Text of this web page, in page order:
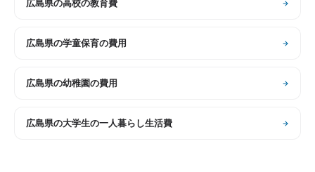
広島県の高校の教育費
広島県の学童保育の費用
広島県の幼稚園の費用
広島県の大学生の一人暮らし生活費